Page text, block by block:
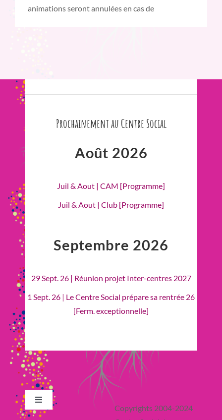
animations seront annulées en cas de
Prochainement au Centre Social
Août 2026
Juil & Aout | CAM [Programme]
Juil & Aout | Club [Programme]
Septembre 2026
29 Sept. 26 | Réunion projet Inter-centres 2027
1 Sept. 26 | Le Centre Social prépare sa rentrée 26
[Ferm. exceptionnelle]
Toggle
Navigation
Copyrights 2004-2024